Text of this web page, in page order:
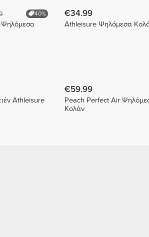
40%
Ψηλόμεσα
€34.99
Athleisure Ψηλόμεσα
Athleisure
€59.99
Peach Perfect Air
Κολάν